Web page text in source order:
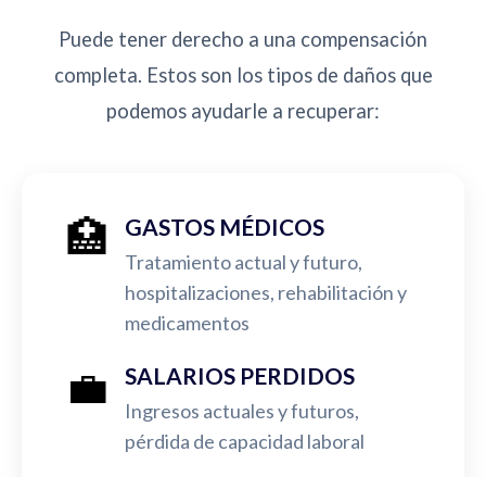
Puede tener derecho a una compensación
completa. Estos son los tipos de daños que
podemos ayudarle a recuperar:
🏥 GASTOS MÉDICOS
Tratamiento actual y futuro,
hospitalizaciones, rehabilitación y
medicamentos
💼 SALARIOS PERDIDOS
Ingresos actuales y futuros,
pérdida de capacidad laboral